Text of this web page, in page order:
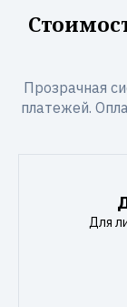
Прозрачная
платежей.
Для